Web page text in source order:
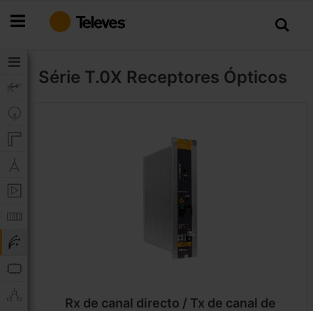
para
Série T.0X Receptores Ópticos
Rx de canal directo / Tx de canal de